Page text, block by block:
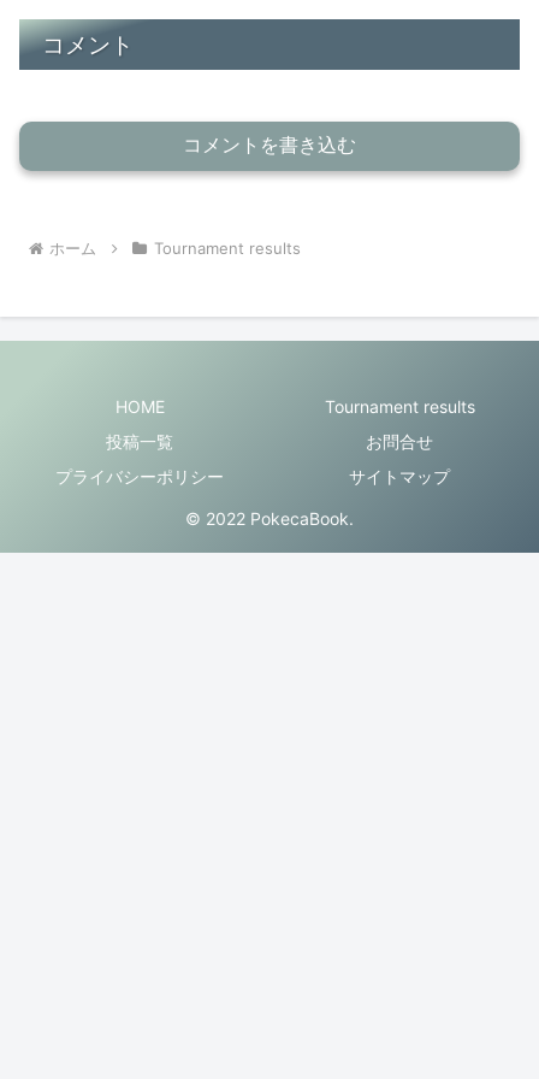
コメント
コメントを書き込む
ホーム Tournament results
HOME
Tournament results
投稿一覧
お問合せ
プライバシーポリシー
サイトマップ
© 2022 PokecaBook.